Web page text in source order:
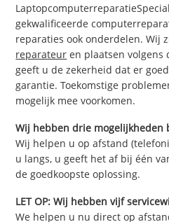
gekwalificeerde
reparaties ook onderdelen. Wij
reparateur en plaatsen volgens
geeft u de zekerheid dat er
garantie. Toekomstige
mogelijk mee voorkomen.
Wij hebben drie mogelijkheden
Wij helpen u op afstand
u langs, u geeft het af bij één
de goedkoopste oplossing.
LET OP: Wij hebben vijf
We helpen u nu direct op